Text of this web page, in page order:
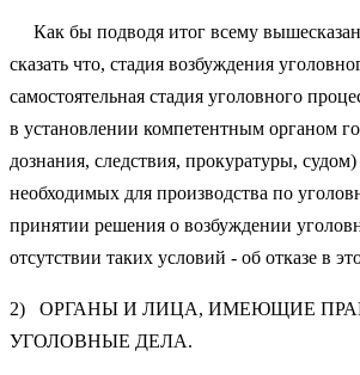
Как бы подводя итог всему
сказать что, стадия возбуждения
самостоятельная стадия уголовного
в установлении компетентным органом
дознания, следствия, прокуратуры,
необходимых для производства по
принятии решения о возбуждении
отсутствии таких условий - об отказе в
2) ОРГАНЫ И ЛИЦА, ИМЕЮЩИЕ
УГОЛОВНЫЕ ДЕЛА.